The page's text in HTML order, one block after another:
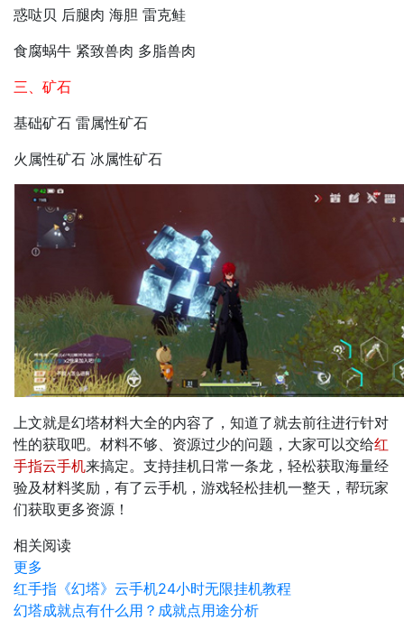
惑哒贝 后腿肉 海胆 雷克鲑
食腐蜗牛 紧致兽肉 多脂兽肉
三、矿石
基础矿石 雷属性矿石
火属性矿石 冰属性矿石
上文就是幻塔材料大全的内容了，知道了就去前往进行针对
性的获取吧。材料不够、资源过少的问题，大家可以交给红
手指云手机来搞定。支持挂机日常一条龙，轻松获取海量经
验及材料奖励，有了云手机，游戏轻松挂机一整天，帮玩家
们获取更多资源！
相关阅读
更多
红手指《幻塔》云手机24小时无限挂机教程
幻塔成就点有什么用？成就点用途分析